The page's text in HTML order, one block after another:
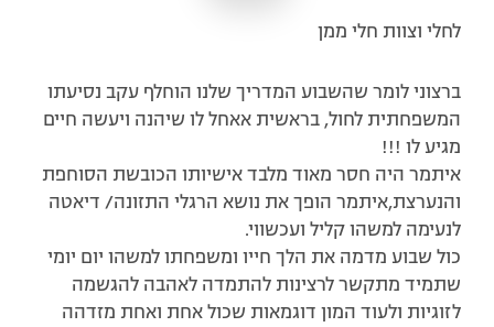
לחלי וצוות חלי ממן
ברצוני לומר שהשבוע המדריך שלנו הוחלף עקב נסיעתו
המשפחתית לחול, בראשית אאחל לו שיהנה ויעשה חיים
מגיע לו !!!
איתמר היה חסר מאוד מלבד אישיותו הכובשת הסוחפת
והנערצת,איתמר הופך את נושא הרגלי התזונה/ דיאטה
לנעימה למשהו קליל ועכשווי.
כול שבוע מדמה את הלך חייו ומשפחתו למשהו יום יומי
שתמיד מתקשר לרצינות להתמדה לאהבה להגשמה
לזוגיות ולעוד המון דוגמאות שכול אחת ואחת מזדהה